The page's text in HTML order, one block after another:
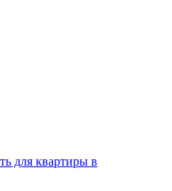
для квартиры в